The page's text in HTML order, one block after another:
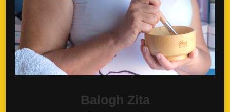
Balogh Zita